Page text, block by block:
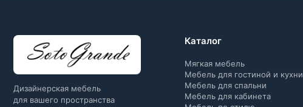
Дизайнерская мебель
для вашего пространства
Каталог
Мягкая мебель
Мебель для гостиной и кухни
Мебель для спальни
Мебель для кабинета